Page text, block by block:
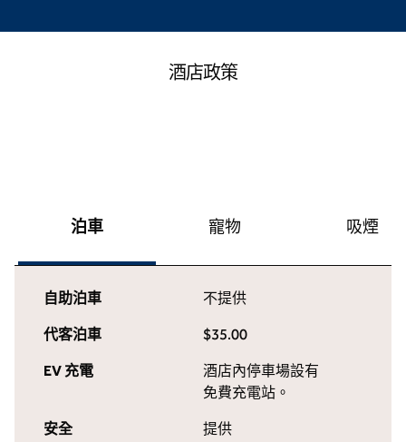
酒店政策
泊車 寵物 吸煙
自助泊車 不提供
代客泊車 $35.00
EV 充電 酒店內停車場設有
免費充電站。
安全 提供